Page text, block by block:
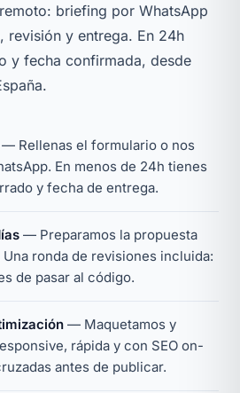
briefing por WhatsApp
revisión y entrega. En 24h
y fecha confirmada, desde
— Rellenas el formulario o nos
En menos de 24h tienes
y fecha de entrega.
— Preparamos la propuesta
Una ronda de revisiones incluida:
de pasar al código.
— Maquetamos y
rápida y con SEO on-
antes de publicar.